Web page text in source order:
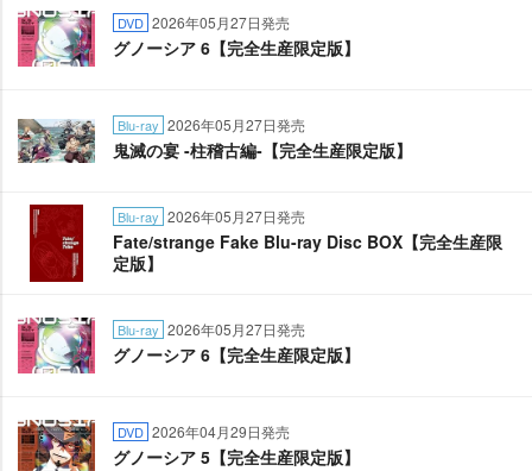
DVD 2026年05月27日発売
グノーシア 6【完全生産限定版】
Blu-ray 2026年05月27日発売
鬼滅の宴 -柱稽古編-【完全生産限定版】
Blu-ray 2026年05月27日発売
Fate/strange Fake Blu-ray Disc BOX【完全生産限
定版】
Blu-ray 2026年05月27日発売
グノーシア 6【完全生産限定版】
DVD 2026年04月29日発売
グノーシア 5【完全生産限定版】